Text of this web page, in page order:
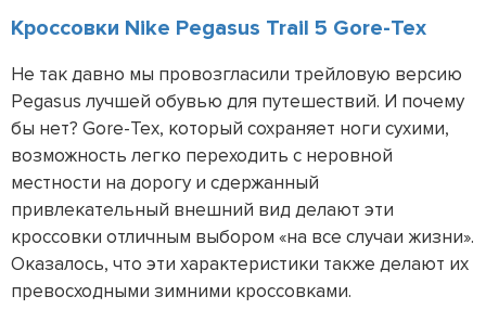
Кроссовки Nike Pegasus Trail 5 Gore-Tex
Не так давно мы провозгласили трейловую версию
Pegasus лучшей обувью для путешествий. И почему
бы нет? Gore-Tex, который сохраняет ноги сухими,
возможность легко переходить с неровной
местности на дорогу и сдержанный
привлекательный внешний вид делают эти
кроссовки отличным выбором «на все случаи жизни».
Оказалось, что эти характеристики также делают их
превосходными зимними кроссовками.